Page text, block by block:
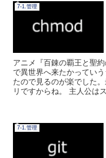
7-1.管理
アニメ『百錬の覇王と聖
で異世界へ来たかってい
たので見るのが楽でした
リですからね。 主人公はス
7-1.管理